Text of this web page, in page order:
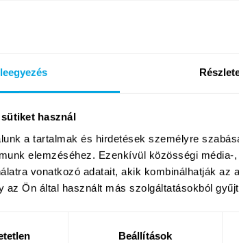
használ
a tartalmak és hirdetések személyre
elemzéséhez. Ezenkívül közösségi
vonatkozó adatait, akik kombinálhatják
az Ön által használt más szolgáltatásokból
Beállítások
pénteken, amikor több mint kétszázan
egyaránt – hogy együtt búcsúzzunk el a
budapesti központjába – Facebook-
is követhették idei Nyárzáró Bulink
újra…
TALÁLKOZZUNK ÚJRA A